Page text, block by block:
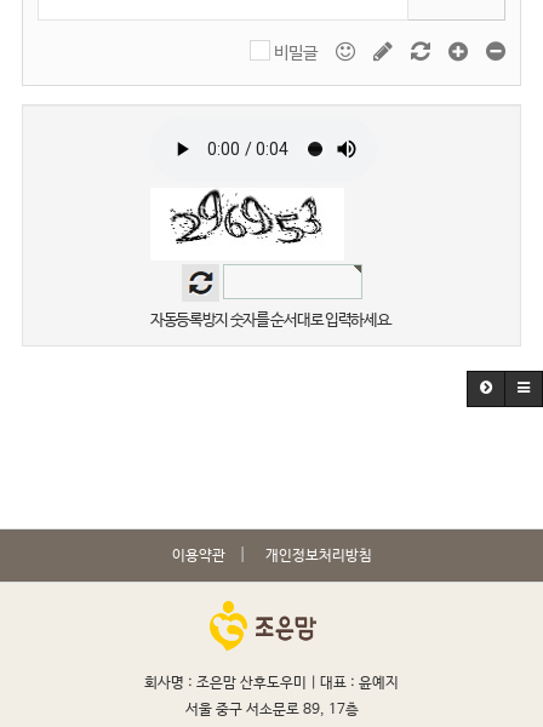
비밀글
자동등록방지 숫자를 순서대로 입력하세요.
이용약관 개인정보처리방침
회사명 : 조은맘 산후도우미 | 대표 : 윤예지
서울 중구 서소문로 89, 17층